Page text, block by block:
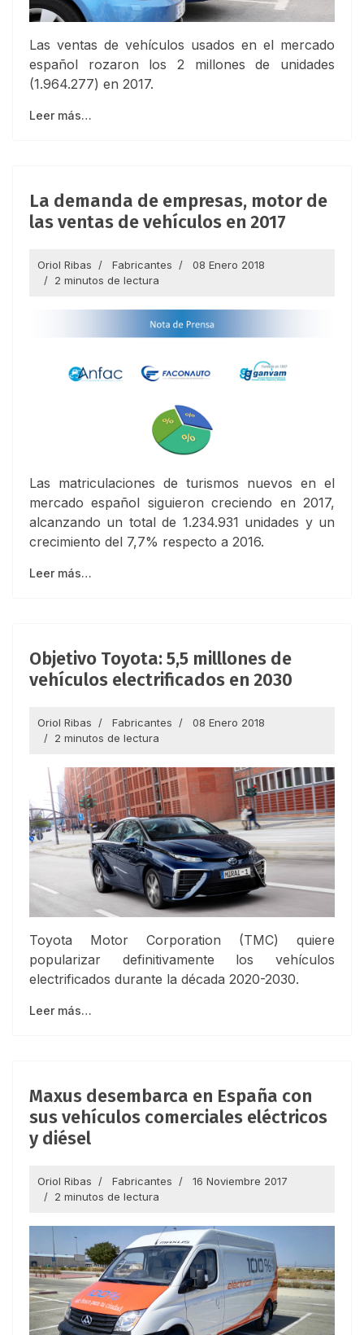
Las ventas de vehículos usados en el mercado
español rozaron los 2 millones de unidades
(1.964.277) en 2017.
Leer más…
La demanda de empresas, motor de
las ventas de vehículos en 2017
Oriol Ribas Fabricantes
08 Enero 2018
2 minutos de lectura
Las matriculaciones de turismos nuevos en el
mercado español siguieron creciendo en 2017,
alcanzando un total de 1.234.931 unidades y un
crecimiento del 7,7% respecto a 2016.
Leer más…
Objetivo Toyota: 5,5 milllones de
vehículos electrificados en 2030
Oriol Ribas Fabricantes
08 Enero 2018
2 minutos de lectura
Toyota Motor Corporation (TMC) quiere
popularizar definitivamente los vehículos
electrificados durante la década 2020-2030.
Leer más…
Maxus desembarca en España con
sus vehículos comerciales eléctricos
y diésel
Oriol Ribas Fabricantes
16 Noviembre 2017
2 minutos de lectura